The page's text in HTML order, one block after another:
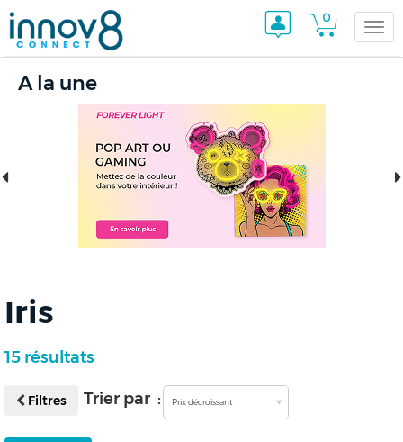
0
A la une
Iris
15 résultats
Filtres Trier par : Prix décroissant